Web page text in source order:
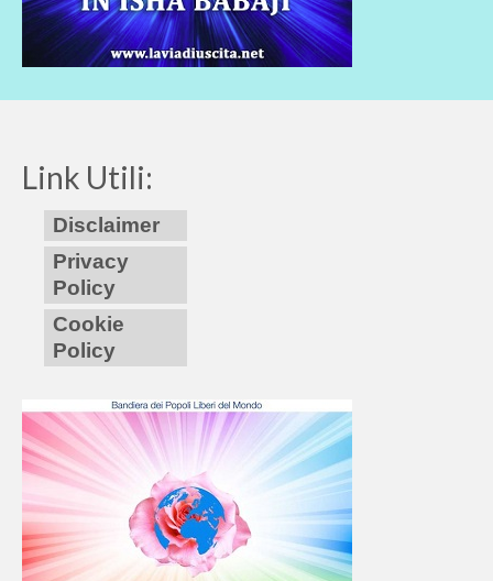
Link Utili:
Disclaimer
Privacy
Policy
Cookie
Policy